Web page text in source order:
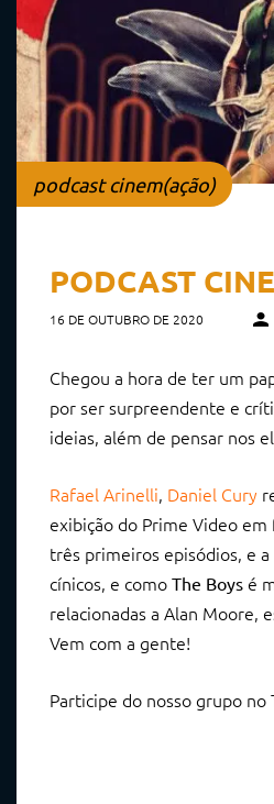
podcast cinem(ação)
PODCAST
16 DE OUTUBRO DE 2020
Chegou a hora de ter um
por ser surpreendente e
ideias, além de pensar nos
Rafael Arinelli, Daniel Cury
exibição do Prime Video
três primeiros episódios, e
cínicos, e como The Boys é
relacionadas a Alan Moore,
Vem com a gente!
Participe do nosso grupo no